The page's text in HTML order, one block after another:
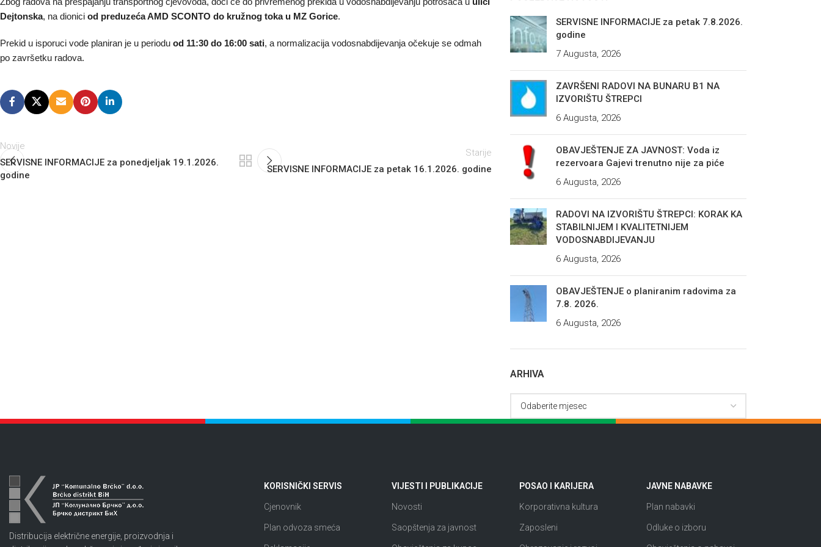
Dejtonska, na dionici od preduzeća AMD SCONTO do kružnog toka u MZ Gorice.
Prekid u isporuci vode planiran je u periodu od 11:30 do 16:00 sati, a normalizacija vodosnabdijevanja očekuje se odmah
po završetku radova.
Novije
SERVISNE INFORMACIJE za ponedjeljak 19.1.2026.
godine
Starije
SERVISNE INFORMACIJE za petak 16.1.2026. godine
SERVISNE INFORMACIJE za petak 7.8.2026.
godine
7 Augusta, 2026
ZAVRŠENI RADOVI NA BUNARU B1 NA
IZVORIŠTU ŠTREPCI
6 Augusta, 2026
OBAVJEŠTENJE ZA JAVNOST: Voda iz
rezervoara Gajevi trenutno nije za piće
6 Augusta, 2026
RADOVI NA IZVORIŠTU ŠTREPCI: KORAK KA
STABILNIJEM I KVALITETNIJEM
VODOSNABDIJEVANJU
6 Augusta, 2026
OBAVJEŠTENJE o planiranim radovima za
7.8. 2026.
6 Augusta, 2026
ARHIVA
Distribucija električne energije, proizvodnja i
KORISNIČKI SERVIS
Cjenovnik
Plan odvoza smeća
VIJESTI I PUBLIKACIJE
Novosti
Saopštenja za javnost
POSAO I KARIJERA
Korporativna kultura
Zaposleni
JAVNE NABAVKE
Plan nabavki
Odluke o izboru